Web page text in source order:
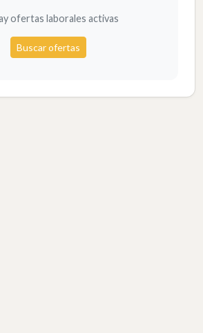
ofertas laborales activas
Buscar ofertas